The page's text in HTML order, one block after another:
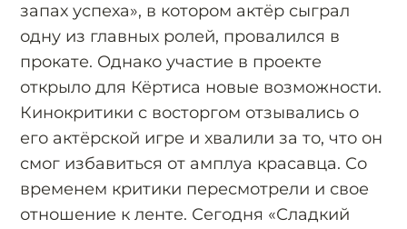
запах успеха», в котором актёр сыграл
одну из главных ролей, провалился в
прокате. Однако участие в проекте
открыло для Кёртиса новые возможности.
Кинокритики с восторгом отзывались о
его актёрской игре и хвалили за то, что он
смог избавиться от амплуа красавца. Со
временем критики пересмотрели и свое
отношение к ленте. Сегодня «Сладкий